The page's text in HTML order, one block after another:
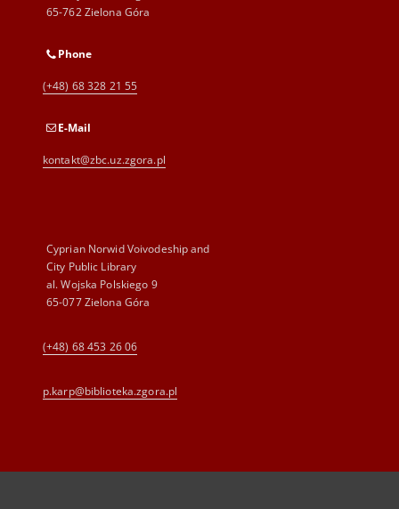
65-762 Zielona Góra
Phone
(+48) 68 328 21 55
E-Mail
kontakt@zbc.uz.zgora.pl
Cyprian Norwid Voivodeship and
City Public Library
al. Wojska Polskiego 9
65-077 Zielona Góra
(+48) 68 453 26 06
p.karp@biblioteka.zgora.pl